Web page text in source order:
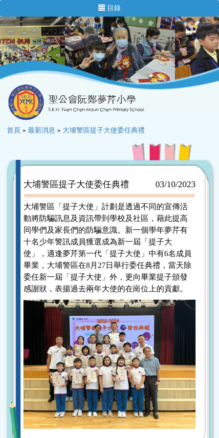
目錄
首頁 » 最新消息 » 大埔警區提子大使委任典禮
大埔警區提子大使委任典禮 03/10/2023
大埔警區「提子大使」計劃是透過不同的宣傳活
動將防騙訊息及資訊帶到學校及社區，藉此提高
同學們及家長們的防騙意識。新一個學年夢芹有
十名少年警訊成員獲選成為新一屆「提子大
使」，適逢夢芹第一代「提子大使」中有6名成員
畢業，大埔警區在8月27日舉行委任典禮，當天除
委任新一屆「提子大使」外，更向畢業提子頒發
感謝狀，表揚過去兩年大使的在崗位上的貢獻。